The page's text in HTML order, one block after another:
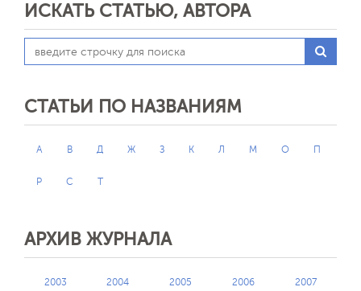
ИСКАТЬ СТАТЬЮ, АВТОРА
СТАТЬИ ПО НАЗВАНИЯМ
А В Д Ж З К Л М О П
Р С Т
АРХИВ ЖУРНАЛА
2003 2004 2005 2006 2007